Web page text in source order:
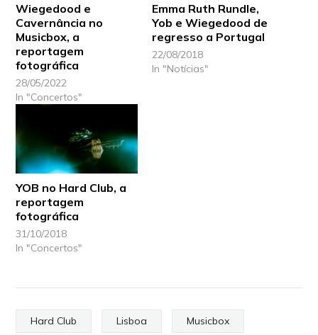
Wiegedood e
Cavernância no
Musicbox, a
reportagem
fotográfica
28/05/2022
In "Concertos"
Emma Ruth Rundle,
Yob e Wiegedood de
regresso a Portugal
22/08/2018
In "Notícias"
YOB no Hard Club, a
reportagem
fotográfica
31/10/2018
In "Concertos"
Hard Club Lisboa Musicbox